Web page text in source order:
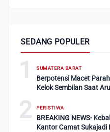
SEDANG POPULER
1 SUMATERA BARAT
Berpotensi Macet
Kelok Sembilan Saat
2 PERISTIWA
BREAKING NEWS-
Kantor Camat Sukajadi